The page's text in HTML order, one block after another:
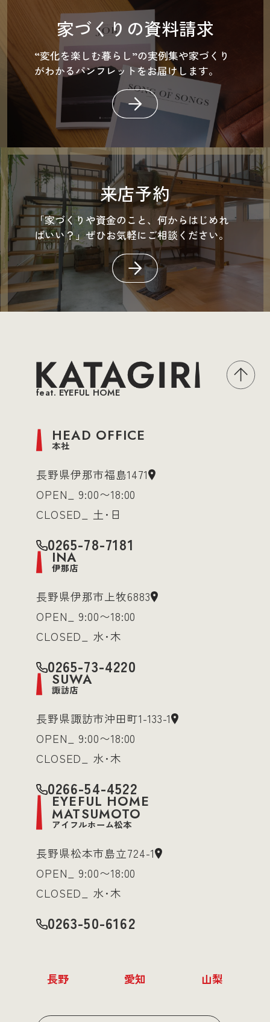
家づくりの資料請求
“変化を楽しむ暮らし”の実例集や家づくり
がわかるパンフレットをお届けします。
来店予約
「家づくりや資金のこと、何からはじめれ
ばいい？」ぜひお気軽にご相談ください。
feat. EYEFUL HOME
HEAD OFFICE
本社
長野県伊那市福島1471
OPEN_ 9:00〜18:00
CLOSED_ 土･日
0265-78-7181
INA
伊那店
長野県伊那市上牧6883
OPEN_ 9:00〜18:00
CLOSED_ 水･木
0265-73-4220
SUWA
諏訪店
長野県諏訪市沖田町1-133-1
OPEN_ 9:00〜18:00
CLOSED_ 水･木
0266-54-4522
EYEFUL HOME
MATSUMOTO
アイフルホーム松本
長野県松本市島立724-1
OPEN_ 9:00〜18:00
CLOSED_ 水･木
0263-50-6162
長野 愛知 山梨